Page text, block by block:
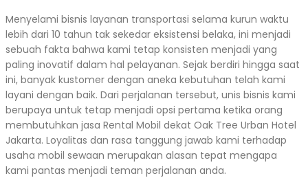
Menyelami bisnis layanan transportasi selama kurun waktu
lebih dari 10 tahun tak sekedar eksistensi belaka, ini menjadi
sebuah fakta bahwa kami tetap konsisten menjadi yang
paling inovatif dalam hal pelayanan. Sejak berdiri hingga saat
ini, banyak kustomer dengan aneka kebutuhan telah kami
layani dengan baik. Dari perjalanan tersebut, unis bisnis kami
berupaya untuk tetap menjadi opsi pertama ketika orang
membutuhkan jasa Rental Mobil dekat Oak Tree Urban Hotel
Jakarta. Loyalitas dan rasa tanggung jawab kami terhadap
usaha mobil sewaan merupakan alasan tepat mengapa
kami pantas menjadi teman perjalanan anda.